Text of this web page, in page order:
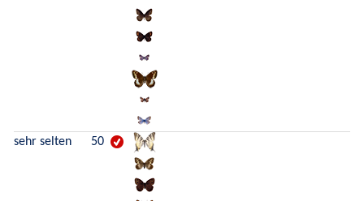
sehr selten 50